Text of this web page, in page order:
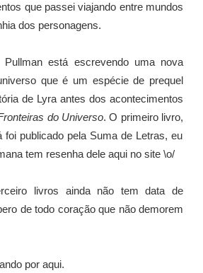
que passei viajando entre mundos
dos personagens.
está escrevendo uma nova
que é um espécie de prequel
de Lyra antes dos acontecimentos
do Universo. O primeiro livro,
foi publicado pela Suma de Letras, eu
tem resenha dele aqui no site \o/
livros ainda não tem data de
de todo coração que não demorem
por aqui.